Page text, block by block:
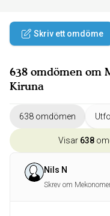
Skriv ett omdöme
638 omdömen om
Kiruna
638 omdömen
Visar 638
Nils N
Skrev om